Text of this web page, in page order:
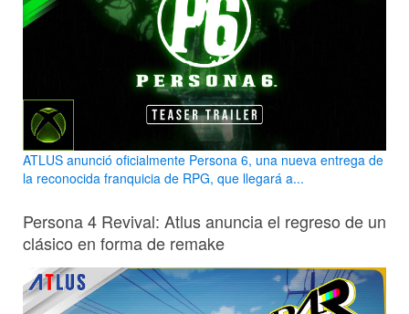
ATLUS anunció oficialmente Persona 6, una nueva entrega de
la reconocida franquicia de RPG, que llegará a...
Persona 4 Revival: Atlus anuncia el regreso de un
clásico en forma de remake